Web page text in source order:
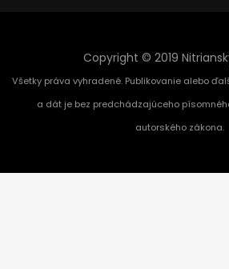
Copyright © 2019
Všetky práva vyhradené. Publikovanie alebo
a dát je bez predchádzajúceho
autorského zákona.